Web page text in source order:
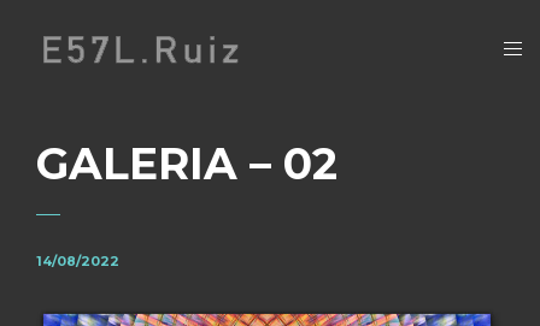
GALERIA – 02
14/08/2022